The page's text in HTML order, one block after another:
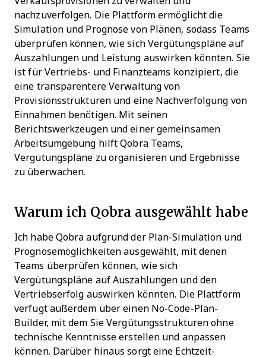
nachzuverfolgen. Die Plattform ermöglicht die
Simulation und Prognose von Plänen, sodass Teams
überprüfen können, wie sich Vergütungspläne auf
Auszahlungen und Leistung auswirken könnten. Sie
ist für Vertriebs- und Finanzteams konzipiert, die
eine transparentere Verwaltung von
Provisionsstrukturen und eine Nachverfolgung von
Einnahmen benötigen. Mit seinen
Berichtswerkzeugen und einer gemeinsamen
Arbeitsumgebung hilft Qobra Teams,
Vergütungspläne zu organisieren und Ergebnisse
zu überwachen.
Warum ich Qobra ausgewählt habe
Ich habe Qobra aufgrund der Plan-Simulation und
Prognosemöglichkeiten ausgewählt, mit denen
Teams überprüfen können, wie sich
Vergütungspläne auf Auszahlungen und den
Vertriebserfolg auswirken könnten. Die Plattform
verfügt außerdem über einen No-Code-Plan-
Builder, mit dem Sie Vergütungsstrukturen ohne
technische Kenntnisse erstellen und anpassen
können. Darüber hinaus sorgt eine Echtzeit-